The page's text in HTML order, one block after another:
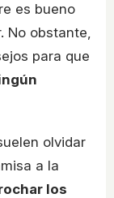
es bueno
No obstante,
para que
olvidar
a la
los